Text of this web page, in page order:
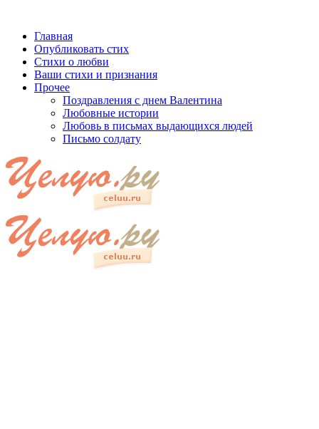
Главная
Опубликовать стих
Стихи о любви
Ваши стихи и признания
Прочее
Поздравления с днем Валентина
Любовные истории
Любовь в письмах выдающихся людей
Письмо солдату